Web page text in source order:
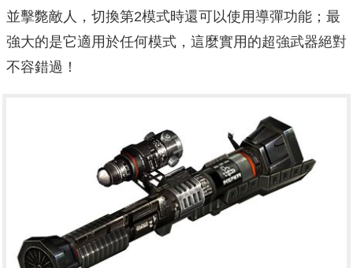
並擊斃敵人，切換第2模式時還可以使用導彈功能；最
強大的是它適用於任何模式，這麼實用的超強武器絕對
不容錯過！